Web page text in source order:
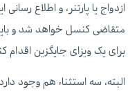
ازدواج یا پارتنر، و اطلاع
متقاضی کنسل خواهد شد و باید
برای یک ویزای جایگزین اقدام
البته، سه استثناء هم وجود